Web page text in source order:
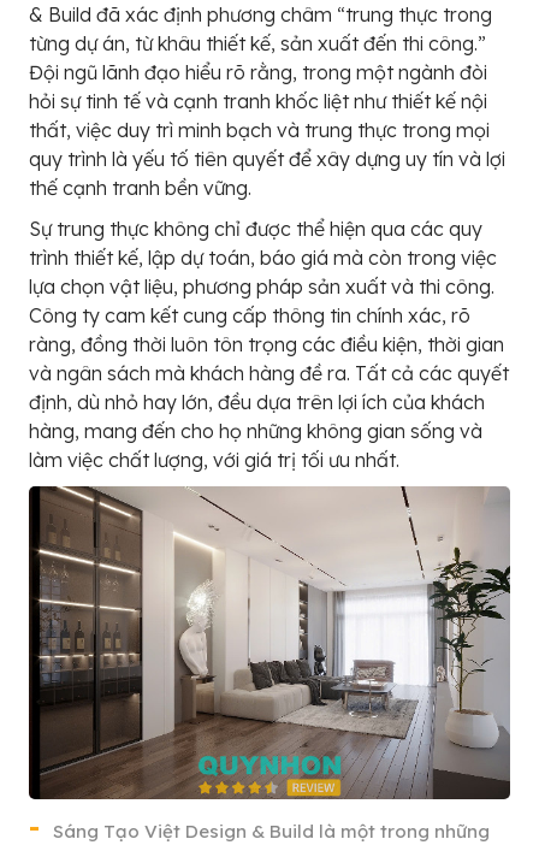
& Build đã xác định phương châm “trung thực trong
từng dự án, từ khâu thiết kế, sản xuất đến thi công.”
Đội ngũ lãnh đạo hiểu rõ rằng, trong một ngành đòi
hỏi sự tinh tế và cạnh tranh khốc liệt như thiết kế nội
thất, việc duy trì minh bạch và trung thực trong mọi
quy trình là yếu tố tiên quyết để xây dựng uy tín và lợi
thế cạnh tranh bền vững.
Sự trung thực không chỉ được thể hiện qua các quy
trình thiết kế, lập dự toán, báo giá mà còn trong việc
lựa chọn vật liệu, phương pháp sản xuất và thi công.
Công ty cam kết cung cấp thông tin chính xác, rõ
ràng, đồng thời luôn tôn trọng các điều kiện, thời gian
và ngân sách mà khách hàng đề ra. Tất cả các quyết
định, dù nhỏ hay lớn, đều dựa trên lợi ích của khách
hàng, mang đến cho họ những không gian sống và
làm việc chất lượng, với giá trị tối ưu nhất.
Sáng Tạo Việt Design & Build là một trong những